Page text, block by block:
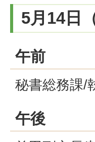
5月14日
午前
秘書総務課/
午後